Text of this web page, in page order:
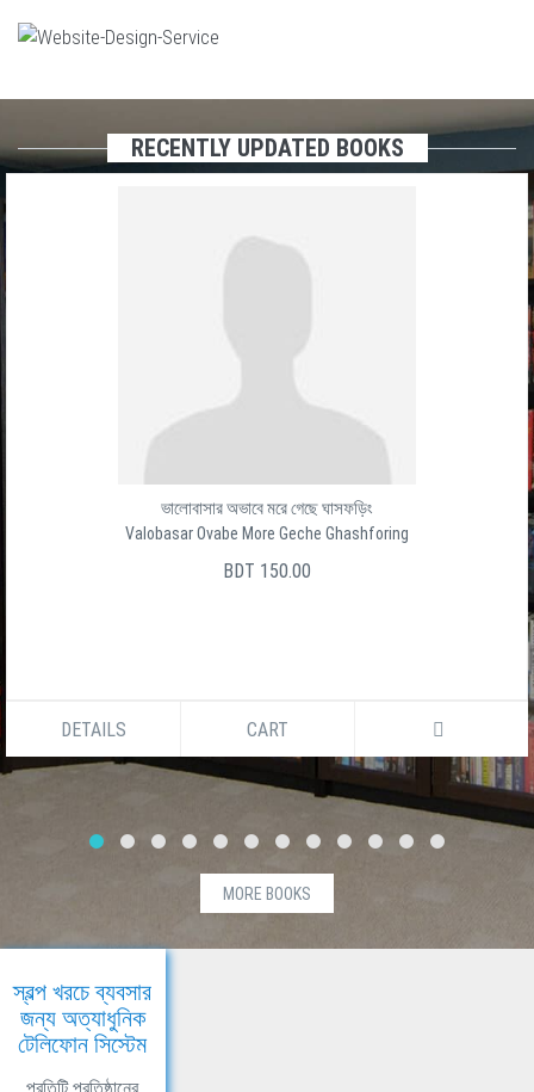
RECENTLY UPDATED BOOKS
ভালোবাসার অভাবে মরে গেছে ঘাসফড়িং
Valobasar Ovabe More Geche Ghashforing
BDT 150.00
DETAILS CART
MORE BOOKS
স্বল্প খরচে ব্যবসার
জন্য অত্যাধুনিক
টেলিফোন সিস্টেম